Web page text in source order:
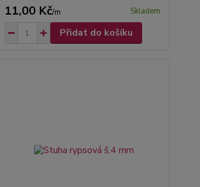
11,00 Kč/m Skladem
Přidat do košíku